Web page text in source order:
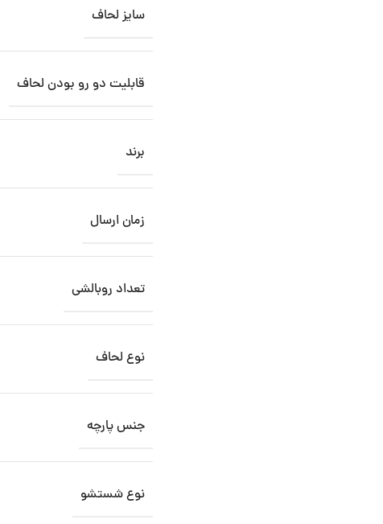
سایز لحاف
قابلیت دو رو بودن لحاف
برند
زمان ارسال
تعداد روبالشی
نوع لحاف
جنس پارچه
نوع شستشو